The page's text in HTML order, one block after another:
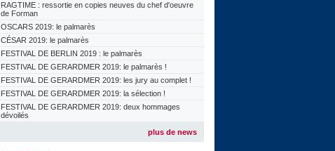
RAGTIME : ressortie en copies neuves du chef d'oeuvre
de Forman
OSCARS 2019: le palmarès
CÉSAR 2019: le palmarès
FESTIVAL DE BERLIN 2019 : le palmarès
FESTIVAL DE GERARDMER 2019: le palmarès !
FESTIVAL DE GERARDMER 2019: les jury au complet !
FESTIVAL DE GERARDMER 2019: la sélection !
FESTIVAL DE GERARDMER 2019: deux hommages
dévoilés
plus de news